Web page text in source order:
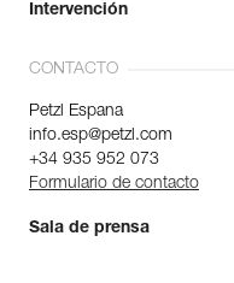
Intervención
CONTACTO
Petzl Espana
info.esp@petzl.com
+34 935 952 073
Formulario de contacto
Sala de prensa